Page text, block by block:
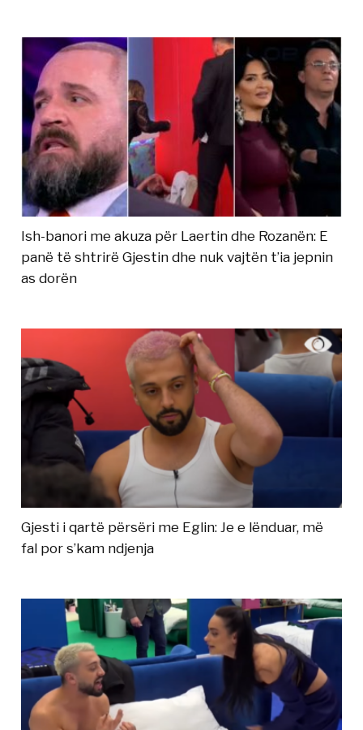
Ish-banori me akuza për Laertin dhe Rozanën: E
panë të shtrirë Gjestin dhe nuk vajtën t’ia jepnin
as dorën
Gjesti i qartë përsëri me Eglin: Je e lënduar, më
fal por s’kam ndjenja